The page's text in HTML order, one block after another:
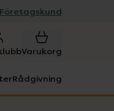
Företagskund
Varukorg
Rådgivning